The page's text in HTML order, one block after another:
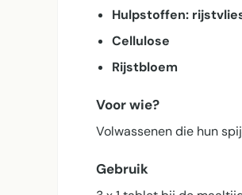
Hulpstoffen:
Cellulose
Rijstbloem
Voor wie?
Volwassenen die hun
Gebruik